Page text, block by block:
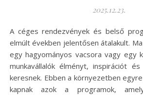
2025.12.23.
A céges rendezvények és belső programok szerepe az
elmúlt években jelentősen átalakult.
egy hagyományos vacsora vagy egy
munkavállalók élményt, inspirációt
keresnek. Ebben a környezetben
kapnak azok a programok,